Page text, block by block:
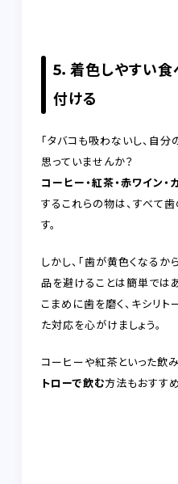
5．着色しやすい
付ける
「タバコも吸わないし、自
思っていませんか？
コーヒー・紅茶・赤ワイン・
するこれらの物は、すべて
す。
しかし、「歯が黄色くなる
品を避けることは簡単では
こまめに歯を磨く、キシリ
た対応を心がけましょう。
コーヒーや紅茶といった飲み
トローで飲む方法もおすすめ